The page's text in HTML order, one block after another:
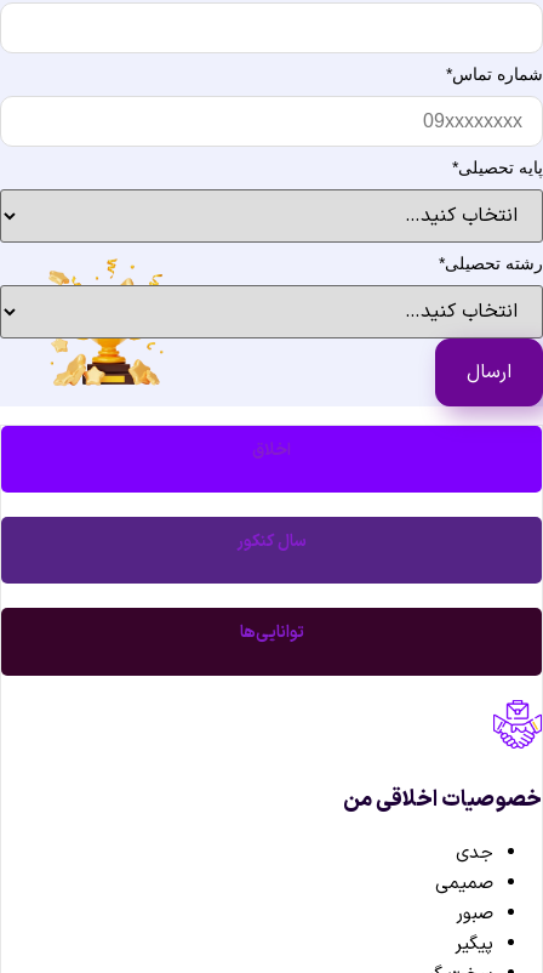
تماس*
تحصیلی*
تحصیلی*
اخلاق
سال کنکور
توانایی‌ها
اخلاقی من
جدی
صمیمی
صبور
پیگیر